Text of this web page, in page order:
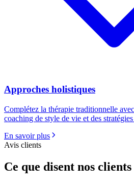
Approches holistiques
Complétez la thérapie traditionnelle
coaching de style de vie et des
En savoir plus
Avis clients
Ce que disent nos clients